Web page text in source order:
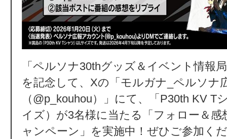
「ペルソナ30thグッズ＆イベント情報
を記念して、Xの「モルガナ_ペルソナ
（@p_kouhou）」にて、「P30th KV T
イズ）が3名様に当たる「フォロー＆感
ャンペーン」を実施中！ぜひご参加く